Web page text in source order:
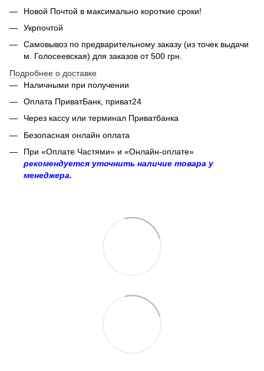
Новой Почтой в максимально короткие сроки!
Укрпочтой
Самовывоз по предварительному заказу (из точек выдачи
м. Голосеевская) для заказов от 500 грн.
Подробнее о доставке
Наличными при получении
Оплата ПриватБанк, приват24
Через кассу или терминал Приватбанка
Безопасная онлайн оплата
При «Оплате Частями» и «Онлайн-оплате»
рекомендуется уточнить наличие товара у
менеджера.